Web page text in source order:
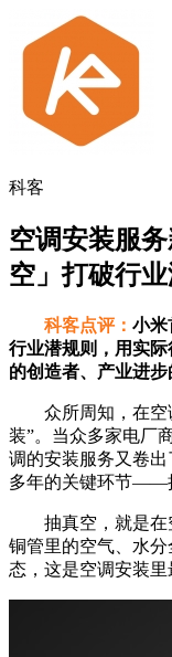
科客
空调安装服
空」打破行业
科客点评： 小米
行业潜规则，用实
的创造者、产业进步
众所周知，在空
装”。当众多家电厂
调的安装服务又卷
多年的关键环节——
抽真空，就是在
铜管里的空气、水
态，这是空调安装里